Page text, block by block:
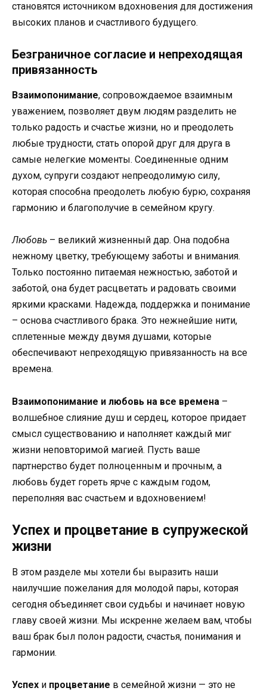
становятся источником вдохновения для достижения
высоких планов и счастливого будущего.
Безграничное согласие и непреходящая
привязанность
Взаимопонимание, сопровождаемое взаимным
уважением, позволяет двум людям разделить не
только радость и счастье жизни, но и преодолеть
любые трудности, стать опорой друг для друга в
самые нелегкие моменты. Соединенные одним
духом, супруги создают непреодолимую силу,
которая способна преодолеть любую бурю, сохраняя
гармонию и благополучие в семейном кругу.
Любовь – великий жизненный дар. Она подобна
нежному цветку, требующему заботы и внимания.
Только постоянно питаемая нежностью, заботой и
заботой, она будет расцветать и радовать своими
яркими красками. Надежда, поддержка и понимание
– основа счастливого брака. Это нежнейшие нити,
сплетенные между двумя душами, которые
обеспечивают непреходящую привязанность на все
времена.
Взаимопонимание и любовь на все времена –
волшебное слияние душ и сердец, которое придает
смысл существованию и наполняет каждый миг
жизни неповторимой магией. Пусть ваше
партнерство будет полноценным и прочным, а
любовь будет гореть ярче с каждым годом,
переполняя вас счастьем и вдохновением!
Успех и процветание в супружеской
жизни
В этом разделе мы хотели бы выразить наши
наилучшие пожелания для молодой пары, которая
сегодня объединяет свои судьбы и начинает новую
главу своей жизни. Мы искренне желаем вам, чтобы
ваш брак был полон радости, счастья, понимания и
гармонии.
Успех и процветание в семейной жизни — это не